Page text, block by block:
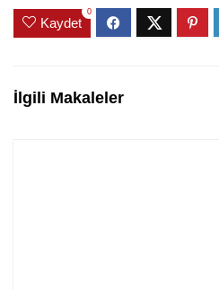
Kaydet
0
İlgili Makaleler